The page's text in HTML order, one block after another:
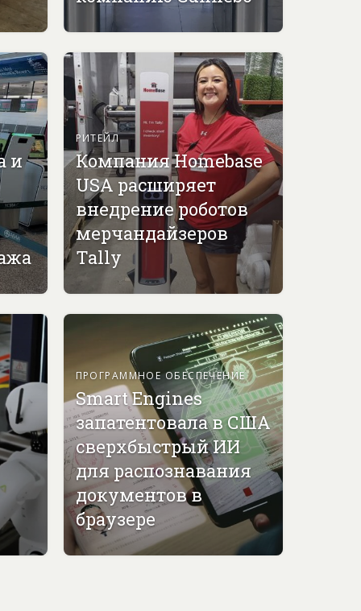
и
РИТЕЙЛ
Компания Homebase
USA расширяет
внедрение роботов
мерчандайзеров
Tally
ПРОГРАММНОЕ ОБЕСПЕЧЕНИЕ
Smart Engines
запатентовала в США
сверхбыстрый ИИ
для распознавания
документов в
браузере